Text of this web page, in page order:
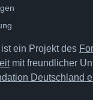
ein Projekt des
mit freundlicher
Deutschland